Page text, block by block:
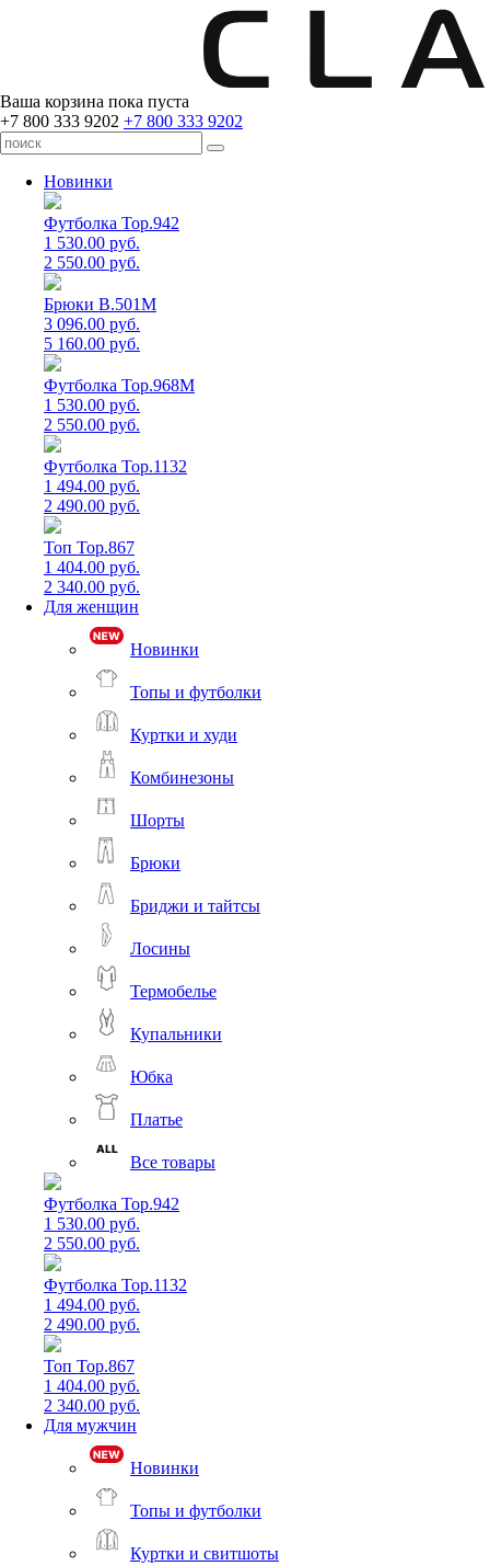
Ваша корзина пока пуста
+7 800 333 9202 +7 800 333 9202
Новинки
Футболка Top.942
1 530.00 руб.
2 550.00 руб.
Брюки B.501M
3 096.00 руб.
5 160.00 руб.
Футболка Top.968M
1 530.00 руб.
2 550.00 руб.
Футболка Top.1132
1 494.00 руб.
2 490.00 руб.
Топ Top.867
1 404.00 руб.
2 340.00 руб.
Для женщин
Новинки
Топы и футболки
Куртки и худи
Комбинезоны
Шорты
Брюки
Бриджи и тайтсы
Лосины
Термобелье
Купальники
Юбка
Платье
Все товары
Футболка Top.942
1 530.00 руб.
2 550.00 руб.
Футболка Top.1132
1 494.00 руб.
2 490.00 руб.
Топ Top.867
1 404.00 руб.
2 340.00 руб.
Для мужчин
Новинки
Топы и футболки
Куртки и свитшоты